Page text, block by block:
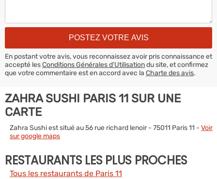
En postant votre avis, vous reconnaissez avoir pris connaissance et
accepté lesConditions Générales d’Utilisationdu site, et confirmez
que votre commentaire est en accord avec la Charte des avis.
ZAHRA SUSHI PARIS 11 SUR UNE
CARTE
Zahra Sushi est situé au 56 rue richard lenoir - 75011 Paris 11 - Voir
sur google maps
RESTAURANTS LES PLUS PROCHES
Tous les restaurants de Paris 11